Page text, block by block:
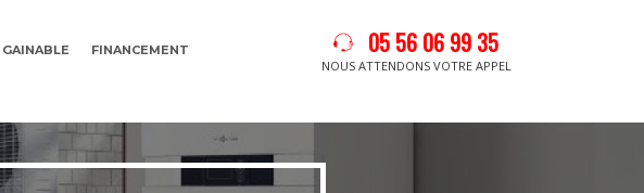
GAINABLE FINANCEMENT 05 56 06 99 35
NOUS ATTENDONS VOTRE APPEL